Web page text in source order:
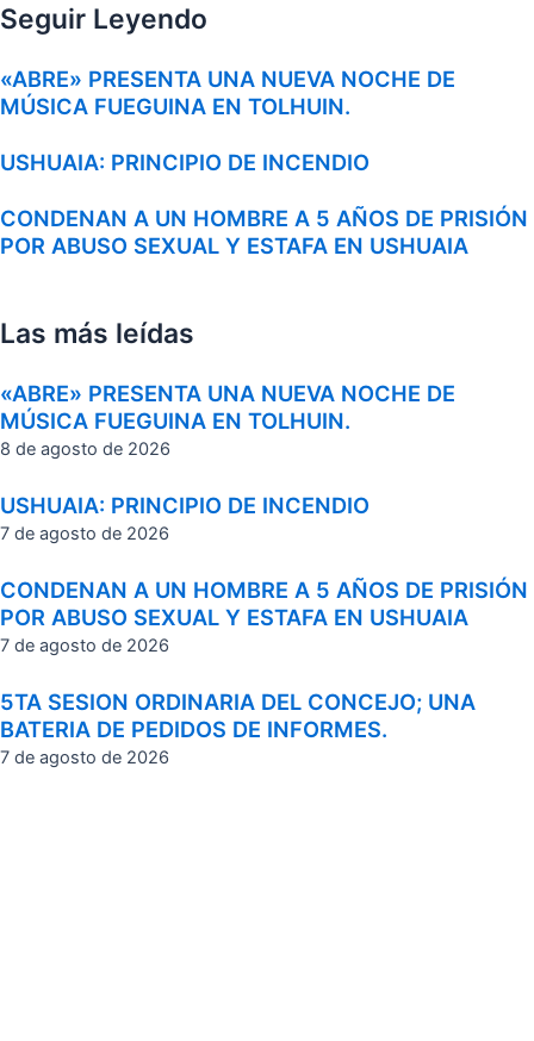
Seguir Leyendo
«ABRE» PRESENTA UNA NUEVA NOCHE DE
MÚSICA FUEGUINA EN TOLHUIN.
USHUAIA: PRINCIPIO DE INCENDIO
CONDENAN A UN HOMBRE A 5 AÑOS DE PRISIÓN
POR ABUSO SEXUAL Y ESTAFA EN USHUAIA
Las más leídas
«ABRE» PRESENTA UNA NUEVA NOCHE DE
MÚSICA FUEGUINA EN TOLHUIN.
8 de agosto de 2026
USHUAIA: PRINCIPIO DE INCENDIO
7 de agosto de 2026
CONDENAN A UN HOMBRE A 5 AÑOS DE PRISIÓN
POR ABUSO SEXUAL Y ESTAFA EN USHUAIA
7 de agosto de 2026
5TA SESION ORDINARIA DEL CONCEJO; UNA
BATERIA DE PEDIDOS DE INFORMES.
7 de agosto de 2026